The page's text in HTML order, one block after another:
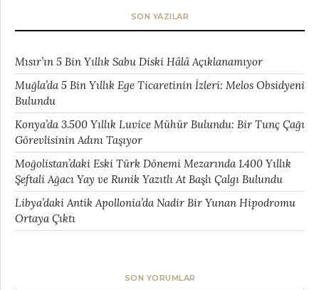
SON YAZILAR
Mısır’ın 5 Bin Yıllık Sabu Diski Hâlâ Açıklanamıyor
Muğla’da 5 Bin Yıllık Ege Ticaretinin İzleri: Melos Obsidyeni
Bulundu
Konya’da 3.500 Yıllık Luvice Mühür Bulundu: Bir Tunç Çağı
Görevlisinin Adını Taşıyor
Moğolistan’daki Eski Türk Dönemi Mezarında 1.400 Yıllık
Şeftali Ağacı Yay ve Runik Yazıtlı At Başlı Çalgı Bulundu
Libya’daki Antik Apollonia’da Nadir Bir Yunan Hipodromu
Ortaya Çıktı
SON YORUMLAR